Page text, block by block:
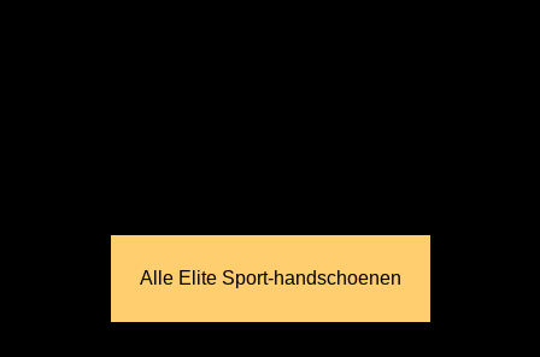
Alle Elite Sport‑handschoenen